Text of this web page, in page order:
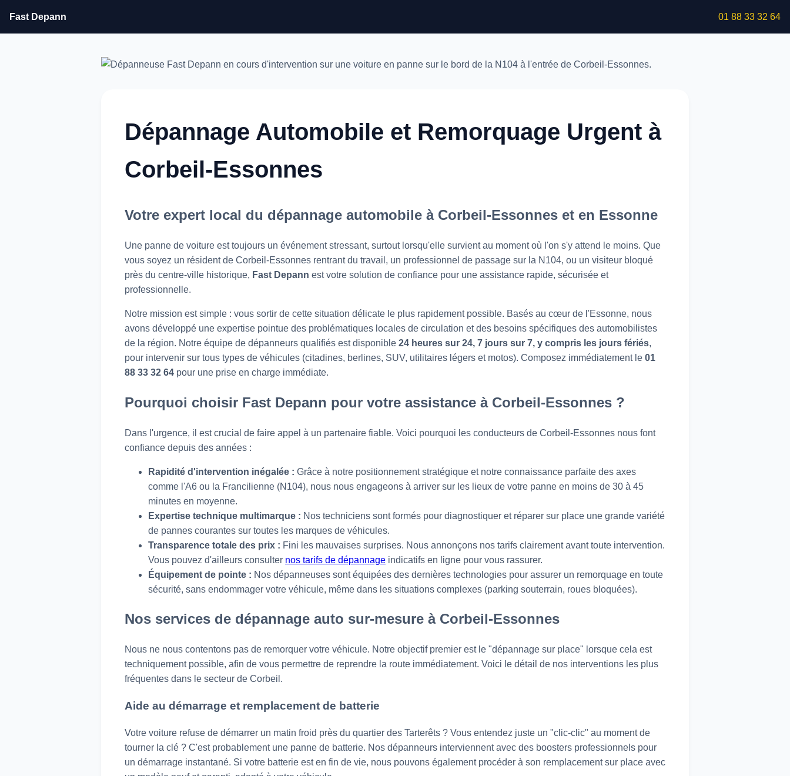
Fast Depann 01 88 33 32 64
Dépannage Automobile et Remorquage Urgent à
Corbeil-Essonnes
Votre expert local du dépannage automobile à Corbeil-Essonnes et en Essonne
Une panne de voiture est toujours un événement stressant, surtout lorsqu'elle survient au moment où l'on s'y attend le moins. Que
vous soyez un résident de Corbeil-Essonnes rentrant du travail, un professionnel de passage sur la N104, ou un visiteur bloqué
près du centre-ville historique, Fast Depann est votre solution de confiance pour une assistance rapide, sécurisée et
professionnelle.
Notre mission est simple : vous sortir de cette situation délicate le plus rapidement possible. Basés au cœur de l'Essonne, nous
avons développé une expertise pointue des problématiques locales de circulation et des besoins spécifiques des automobilistes
de la région. Notre équipe de dépanneurs qualifiés est disponible 24 heures sur 24, 7 jours sur 7, y compris les jours fériés,
pour intervenir sur tous types de véhicules (citadines, berlines, SUV, utilitaires légers et motos). Composez immédiatement le 01
88 33 32 64 pour une prise en charge immédiate.
Pourquoi choisir Fast Depann pour votre assistance à Corbeil-Essonnes ?
Dans l'urgence, il est crucial de faire appel à un partenaire fiable. Voici pourquoi les conducteurs de Corbeil-Essonnes nous font
confiance depuis des années :
Rapidité d'intervention inégalée : Grâce à notre positionnement stratégique et notre connaissance parfaite des axes
comme l'A6 ou la Francilienne (N104), nous nous engageons à arriver sur les lieux de votre panne en moins de 30 à 45
minutes en moyenne.
Expertise technique multimarque : Nos techniciens sont formés pour diagnostiquer et réparer sur place une grande variété
de pannes courantes sur toutes les marques de véhicules.
Transparence totale des prix : Fini les mauvaises surprises. Nous annonçons nos tarifs clairement avant toute intervention.
Vous pouvez d'ailleurs consulter nos tarifs de dépannage indicatifs en ligne pour vous rassurer.
Équipement de pointe : Nos dépanneuses sont équipées des dernières technologies pour assurer un remorquage en toute
sécurité, sans endommager votre véhicule, même dans les situations complexes (parking souterrain, roues bloquées).
Nos services de dépannage auto sur-mesure à Corbeil-Essonnes
Nous ne nous contentons pas de remorquer votre véhicule. Notre objectif premier est le "dépannage sur place" lorsque cela est
techniquement possible, afin de vous permettre de reprendre la route immédiatement. Voici le détail de nos interventions les plus
fréquentes dans le secteur de Corbeil.
Aide au démarrage et remplacement de batterie
Votre voiture refuse de démarrer un matin froid près du quartier des Tarterêts ? Vous entendez juste un "clic-clic" au moment de
tourner la clé ? C'est probablement une panne de batterie. Nos dépanneurs interviennent avec des boosters professionnels pour
un démarrage instantané. Si votre batterie est en fin de vie, nous pouvons également procéder à son remplacement sur place avec